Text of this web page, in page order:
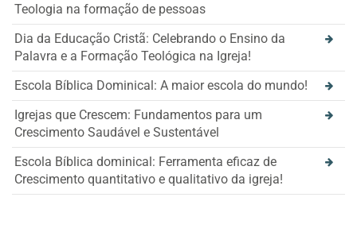
Teologia na formação de pessoas
Dia da Educação Cristã: Celebrando o Ensino da
Palavra e a Formação Teológica na Igreja!
Escola Bíblica Dominical: A maior escola do mundo!
Igrejas que Crescem: Fundamentos para um
Crescimento Saudável e Sustentável
Escola Bíblica dominical: Ferramenta eficaz de
Crescimento quantitativo e qualitativo da igreja!